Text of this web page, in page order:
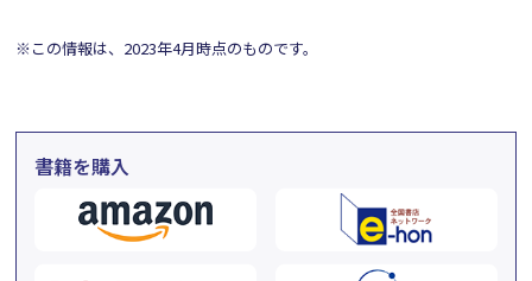
※この情報は、2023年4月時点のものです。
書籍を購入